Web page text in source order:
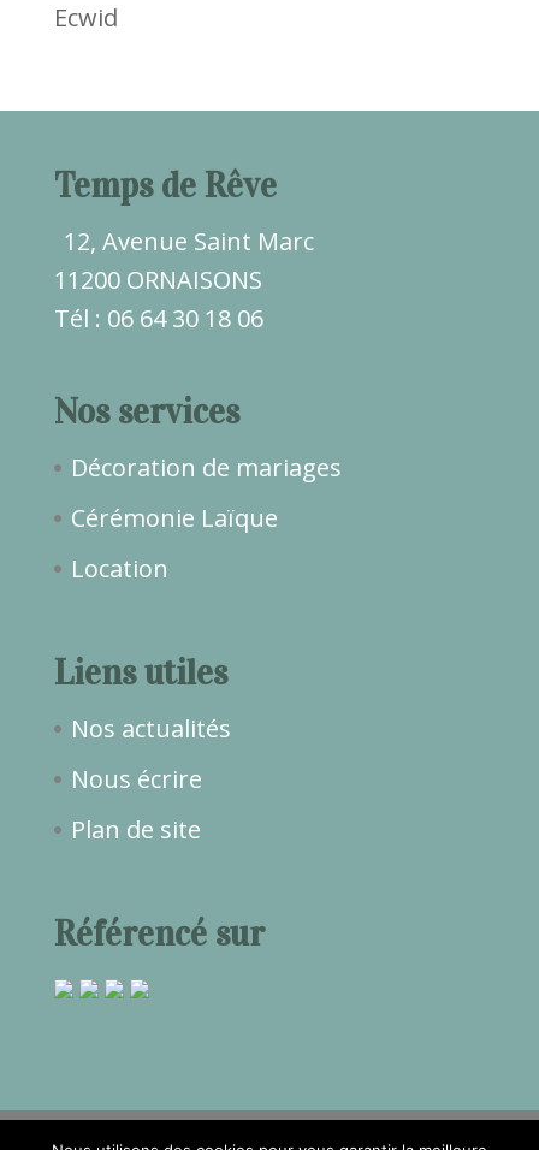
Ecwid
Temps de Rêve
12, Avenue Saint Marc
11200 ORNAISONS
Tél : 06 64 30 18 06
Nos services
Décoration de mariages
Cérémonie Laïque
Location
Liens utiles
Nos actualités
Nous écrire
Plan de site
Référencé sur